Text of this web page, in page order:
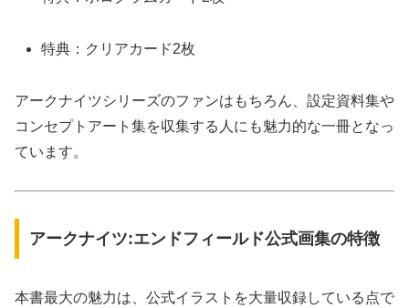
特典：クリアカード2枚
アークナイツシリーズのファンはもちろん、設定資料集や
コンセプトアート集を収集する人にも魅力的な一冊となっ
ています。
アークナイツ:エンドフィールド公式画集の特徴
本書最大の魅力は、公式イラストを大量収録している点で